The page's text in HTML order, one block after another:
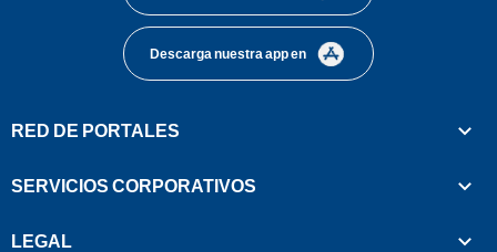
Descarga nuestra app en
RED DE PORTALES
SERVICIOS CORPORATIVOS
LEGAL